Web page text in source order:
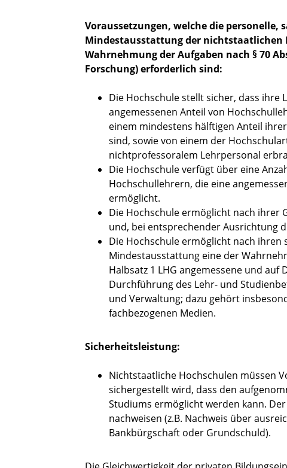
Voraussetzungen, welche die personelle,
Mindestausstattung der nichtstaatlichen
Wahrnehmung der Aufgaben nach § 70
Forschung) erforderlich sind:
Die Hochschule stellt sicher, dass
angemessenen Anteil von
einem mindestens hälftigen Anteil
sind, sowie von einem der
nichtprofessoralem Lehrpersonal
Die Hochschule verfügt über eine
Hochschullehrern, die eine
ermöglicht.
Die Hochschule ermöglicht nach ihrer
und, bei entsprechender Ausrichtung
Die Hochschule ermöglicht nach
Mindestausstattung eine der
Halbsatz 1 LHG angemessene und auf
Durchführung des Lehr- und
und Verwaltung; dazu gehört
fachbezogenen Medien.
Sicherheitsleistung:
Nichtstaatliche Hochschulen müssen
sichergestellt wird, dass den
Studiums ermöglicht werden kann.
nachweisen (z.B. Nachweis über
Bankbürgschaft oder Grundschuld).